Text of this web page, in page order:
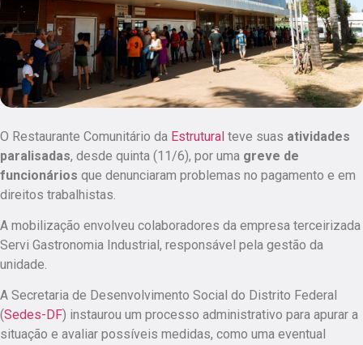
O Restaurante Comunitário da Estrutural teve suas atividades
paralisadas, desde quinta (11/6), por uma greve de
funcionários que denunciaram problemas no pagamento e em
direitos trabalhistas.
A mobilização envolveu colaboradores da empresa terceirizada
Servi Gastronomia Industrial, responsável pela gestão da
unidade.
A Secretaria de Desenvolvimento Social do Distrito Federal
(Sedes-DF) instaurou um processo administrativo para apurar a
situação e avaliar possíveis medidas, como uma eventual